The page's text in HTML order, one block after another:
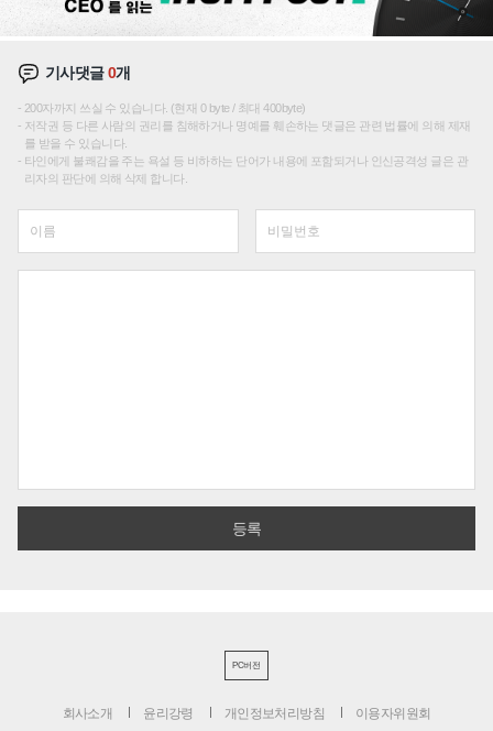
기사댓글0개
200자까지 쓰실 수 있습니다. (현재 0 byte / 최대 400byte)
저작권 등 다른 사람의 권리를 침해하거나 명예를 훼손하는 댓글은 관련 법률에 의해 제재
를 받을 수 있습니다.
타인에게 불쾌감을 주는 욕설 등 비하하는 단어가 내용에 포함되거나 인신공격성 글은 관
리자의 판단에 의해 삭제 합니다.
PC버전
회사소개 윤리강령 개인정보처리방침 이용자위원회